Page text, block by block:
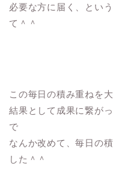
必要な方に届く、とい
て＾＾
この毎日の積み重ねを
結果として成果に繋が
で
なんか改めて、毎日の
した＾＾